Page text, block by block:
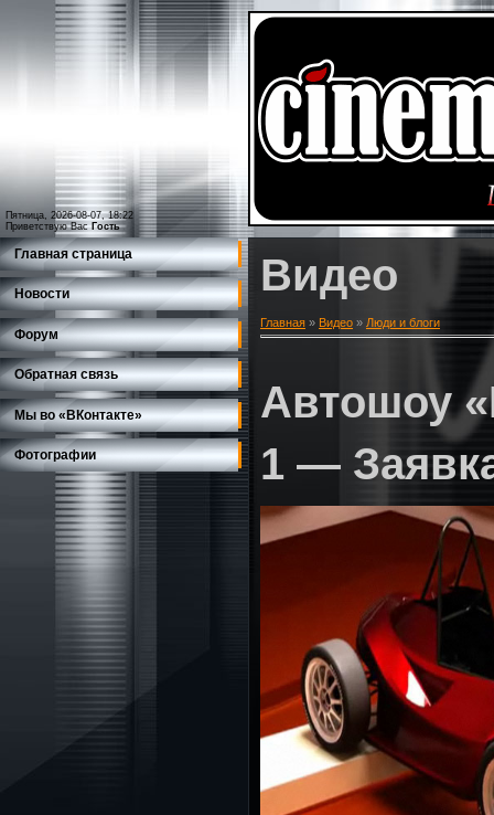
Пятница, 2026-08-07, 18:22
Приветствую Вас Гость
Главная страница
Новости
Форум
Обратная связь
Мы во «ВКонтакте»
Фотографии
Видео
Главная » Видео » Люди и блоги
Автошоу
1 —